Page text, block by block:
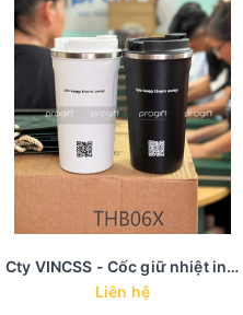
Cty VINCSS - Cốc giữ nhiệt in mã QR
Liên hệ